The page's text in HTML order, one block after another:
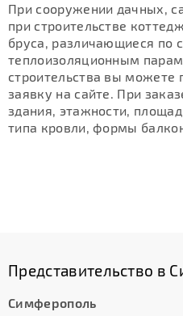
При сооружении дачных,
при строительстве
бруса, различающиеся по
теплоизоляционным
строительства вы можете
заявку на сайте. При
здания, этажности,
типа кровли, формы
Представительство в
Симферополь